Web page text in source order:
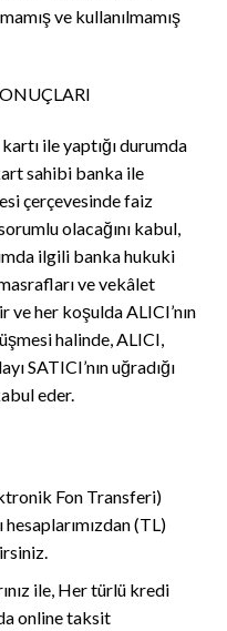
ve kullanılmamış
ile yaptığı durumda
sahibi banka ile
çerçevesinde faiz
olacağını kabul,
ilgili banka hukuki
ve vekâlet
her koşulda ALICI’nın
halinde, ALICI,
SATICI’nın uğradığı
eder.
Fon Transferi)
(TL)
ile, Her türlü kredi
online taksit